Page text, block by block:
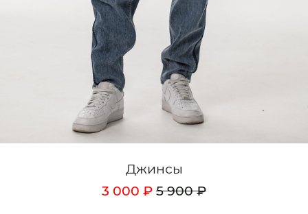
Джинсы
3 000 ₽ 5 900 ₽